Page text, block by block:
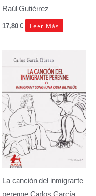
Raúl Gutiérrez
17,80 € Leer Más
La canción del inmigrante
perenne Carlos García